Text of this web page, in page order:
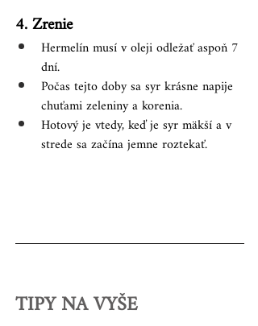
4. Zrenie
Hermelín musí v oleji odležať aspoň 7
dní.
Počas tejto doby sa syr krásne napije
chuťami zeleniny a korenia.
Hotový je vtedy, keď je syr mäkší a v
strede sa začína jemne roztekať.
TIPY NA VYŠE